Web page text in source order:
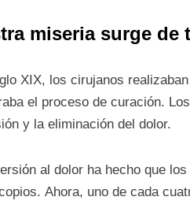
miseria surge de
XIX, los cirujanos
el proceso de curación.
y la eliminación del dolor.
al dolor ha hecho que
Ahora, uno de cada